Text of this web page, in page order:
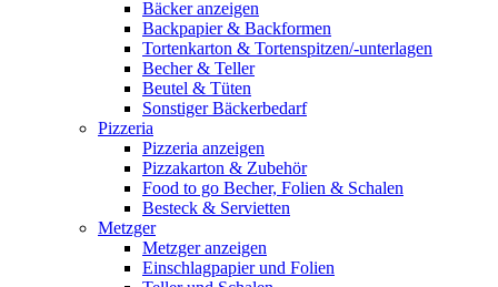
Bäcker anzeigen
Backpapier & Backformen
Tortenkarton & Tortenspitzen/-unterlagen
Becher & Teller
Beutel & Tüten
Sonstiger Bäckerbedarf
Pizzeria
Pizzeria anzeigen
Pizzakarton & Zubehör
Food to go Becher, Folien & Schalen
Besteck & Servietten
Metzger
Metzger anzeigen
Einschlagpapier und Folien